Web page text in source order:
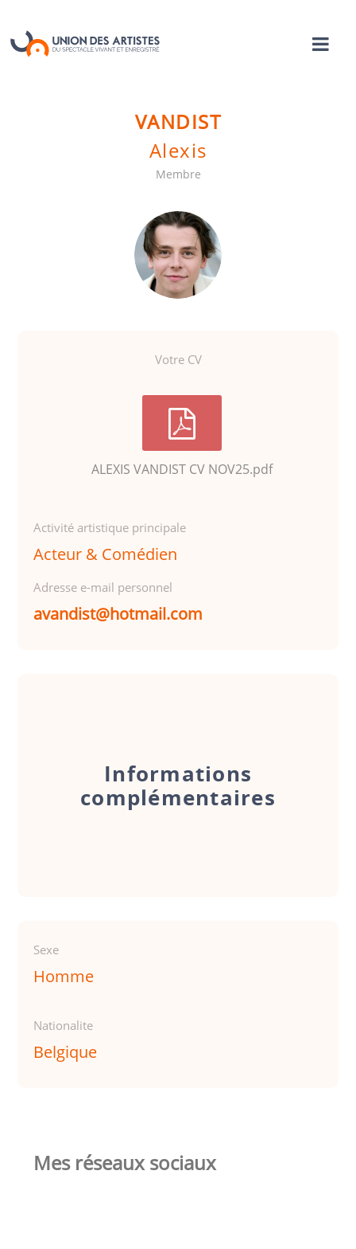
VANDIST
Alexis
Membre
Votre CV
ALEXIS VANDIST CV NOV25.pdf
Activité artistique principale
Acteur & Comédien
Adresse e-mail personnel
avandist@hotmail.com
Informations
complémentaires
Sexe
Homme
Nationalite
Belgique
Mes réseaux sociaux